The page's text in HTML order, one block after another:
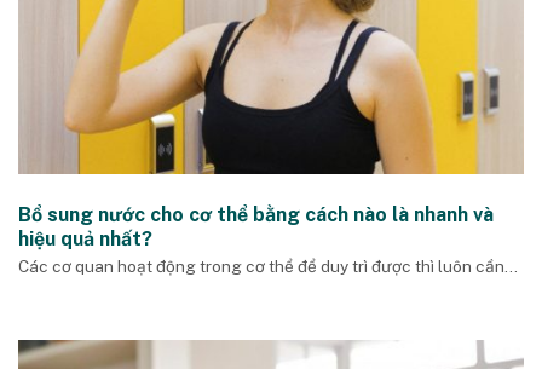
Bổ sung nước cho cơ thể bằng cách nào là nhanh và
hiệu quả nhất?
Các cơ quan hoạt động trong cơ thể để duy trì được thì luôn cần...